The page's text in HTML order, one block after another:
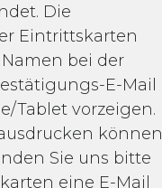
Die
Eintrittskarten
bei der
E-Mail
Tablet vorzeigen.
können
Sie uns bitte
eine E-Mail